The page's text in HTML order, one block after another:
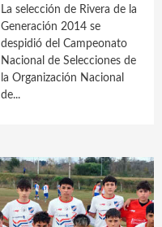
La selección de Rivera de la
Generación 2014 se
despidió del Campeonato
Nacional de Selecciones de
la Organización Nacional
de...